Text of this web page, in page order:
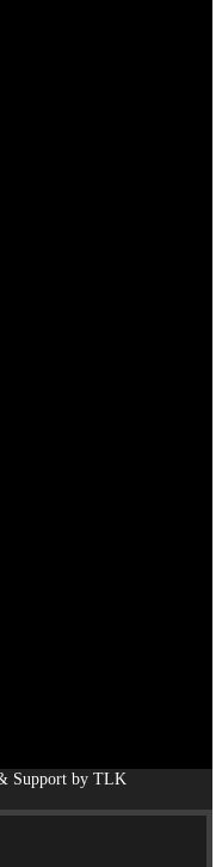
Support by TLK